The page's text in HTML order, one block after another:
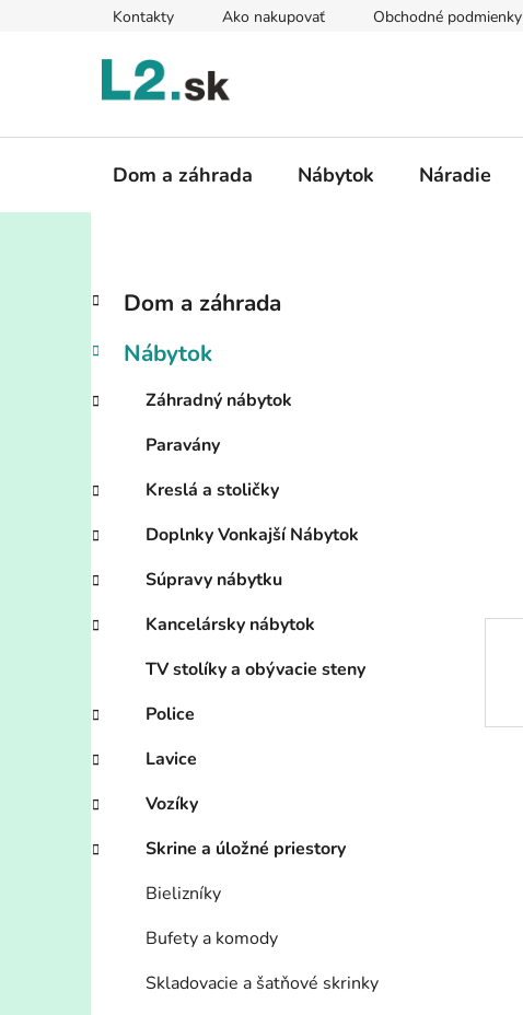
Kontakty Ako nakupovať Obchodné podmienky
Dom a záhrada Nábytok Náradie
B
č
ý
n
l
Preskočiť
kategórie
K
a
e
ó
e
Dom a záhrada
Nábytok
Záhradný nábytok
Paravány
Kreslá a stoličky
Doplnky Vonkajší Nábytok
Súpravy nábytku
Kancelársky nábytok
TV stolíky a obývacie steny
Police
Lavice
Vozíky
Skrine a úložné priestory
Bielizníky
Bufety a komody
Skladovacie a šatňové skrinky